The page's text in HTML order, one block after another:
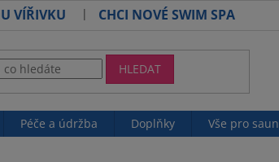
VÍŘIVKU CHCI NOVÉ SWIM SPA
HLEDAT
Péče a údržba Doplňky
Vše pro